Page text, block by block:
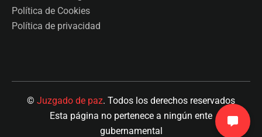
Política de Cookies
Política de privacidad
© Juzgado de paz. Todos los derechos reservados
Esta página no pertenece a ningún ente
gubernamental